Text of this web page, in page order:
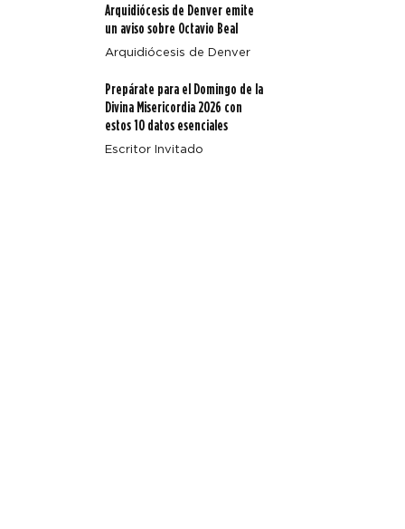
Arquidiócesis de Denver emite
un aviso sobre Octavio Beal
Arquidiócesis de Denver
Prepárate para el Domingo de la
Divina Misericordia 2026 con
estos 10 datos esenciales
Escritor Invitado